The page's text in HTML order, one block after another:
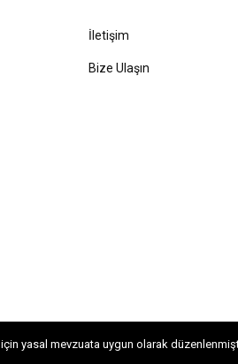
İletişim
Bize Ulaşın
yasal mevzuata uygun olarak